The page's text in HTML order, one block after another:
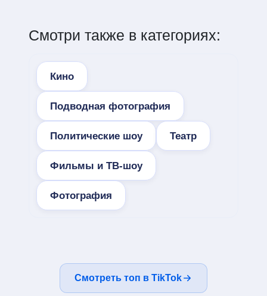
Смотри также в категориях:
Кино
Подводная фотография
Политические шоу Театр
Фильмы и ТВ-шоу
Фотография
Смотреть топ в TikTok